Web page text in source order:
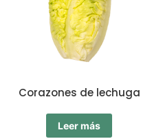
Corazones de lechuga
Leer más